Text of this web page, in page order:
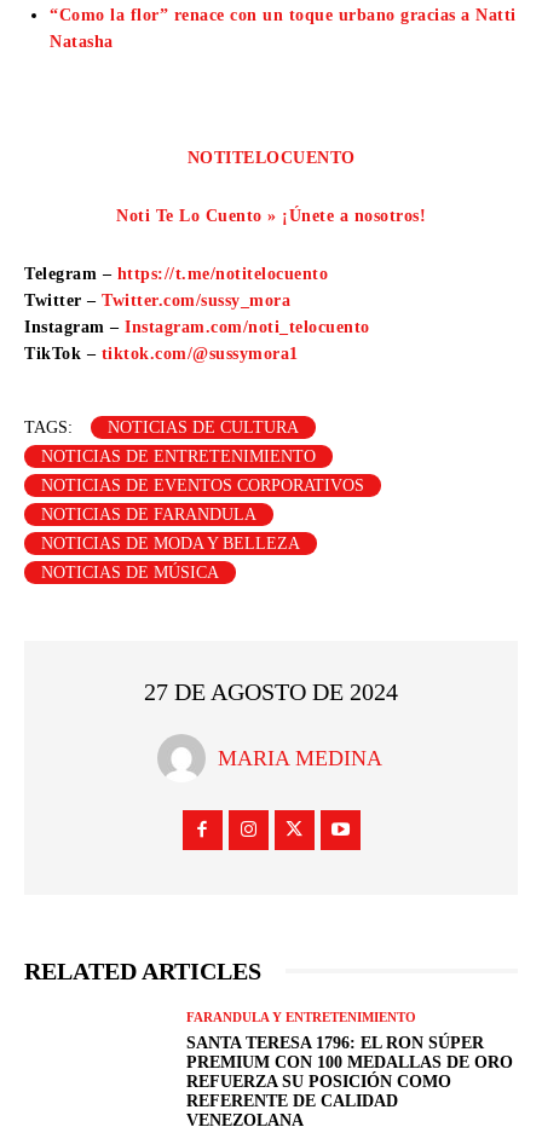
“Como la flor” renace con un toque urbano gracias a Natti
Natasha
NOTITELOCUENTO
Noti Te Lo Cuento » ¡Únete a nosotros!
Telegram – https://t.me/notitelocuento
Twitter – Twitter.com/sussy_mora
Instagram – Instagram.com/noti_telocuento
TikTok – tiktok.com/@sussymora1
TAGS:
NOTICIAS DE CULTURA
NOTICIAS DE ENTRETENIMIENTO
NOTICIAS DE EVENTOS CORPORATIVOS
NOTICIAS DE FARANDULA
NOTICIAS DE MODA Y BELLEZA
NOTICIAS DE MÚSICA
27 DE AGOSTO DE 2024
MARIA MEDINA
RELATED ARTICLES
FARANDULA Y ENTRETENIMIENTO
SANTA TERESA 1796: EL RON SÚPER
PREMIUM CON 100 MEDALLAS DE ORO
REFUERZA SU POSICIÓN COMO
REFERENTE DE CALIDAD
VENEZOLANA